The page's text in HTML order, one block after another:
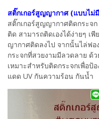
ชิ้น
สติ๊กเกอร์สูญญากาศ (แบบไม่
สติ๊กเกอร์สูญญากาศติดกระจก
ติด สามารถติดเองได้ง่ายๆ
ญากาศติดลงไป จากนั้นไล่ฟอ
กระจกที่สวยงามมีลวดลาย ด้
เหมาะสำหรับติดกระจกเพื่อป้
แดด UV กันความร้อน กันน้ำ